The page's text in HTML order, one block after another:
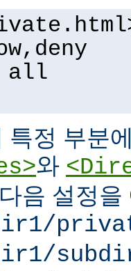
all
특정 부분
와
음 설정을